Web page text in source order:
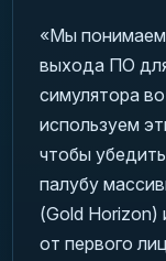
«Мы
выхода ПО
симулятора
используем
чтобы
палубу
(Gold Horizon)
от первого